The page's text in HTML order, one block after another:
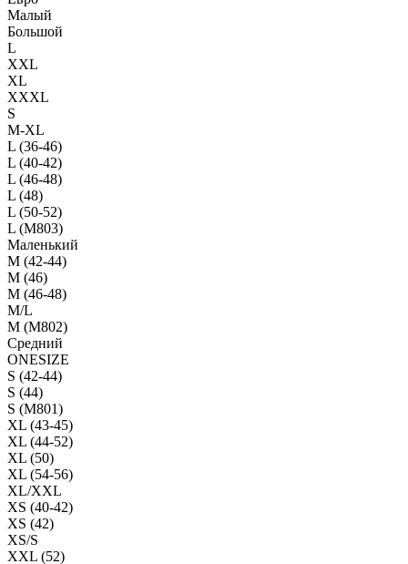
Малый
Большой
L
XXL
XL
XXXL
S
M-XL
L (36-46)
L (40-42)
L (46-48)
L (48)
L (50-52)
L (M803)
Маленький
М (42-44)
M (46)
M (46-48)
M/L
M (M802)
Средний
ONESIZE
S (42-44)
S (44)
S (M801)
XL (43-45)
XL (44-52)
XL (50)
XL (54-56)
XL/XXL
XS (40-42)
XS (42)
XS/S
XXL (52)